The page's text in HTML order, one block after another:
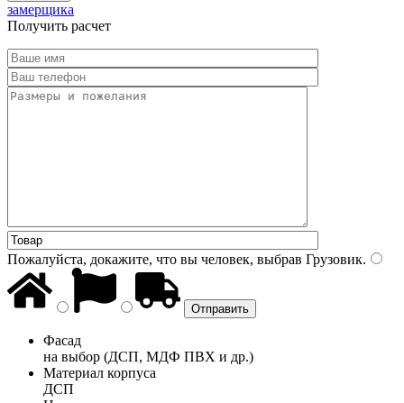
замерщика
Получить расчет
Пожалуйста, докажите, что вы человек, выбрав Грузовик.
Фасад
на выбор (ДСП, МДФ ПВХ и др.)
Материал корпуса
ДСП